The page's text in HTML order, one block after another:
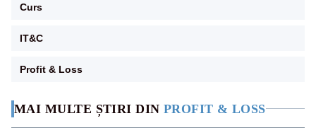
MAI MULTE ȘTIRI DIN PROFIT & LOSS
Curs
IT&C
Profit & Loss